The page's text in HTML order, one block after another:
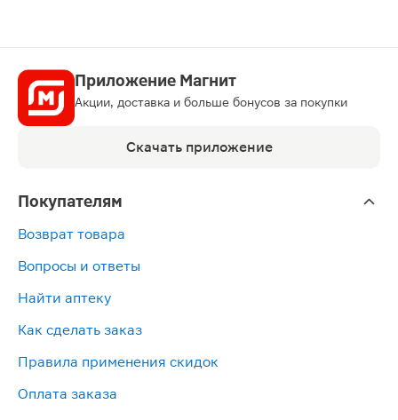
Приложение Магнит
Акции, доставка и больше бонусов за покупки
Скачать приложение
Покупателям
Возврат товара
Вопросы и ответы
Найти аптеку
Как сделать заказ
Правила применения скидок
Оплата заказа